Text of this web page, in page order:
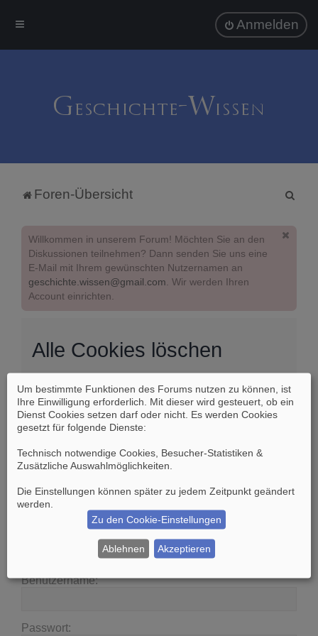
Anmelden
Foren-Übersicht
Willkommen in unserem Forum! Möchten Sie an den
Diskussionen teilnehmen? Dann senden Sie uns eine
E-Mail mit Ihrem gewünschten Nutzernamen an
geschichte.wissen@gmail.com. Wir werden Ihren
Account einrichten.
Alle Cookies löschen
Sind Sie sich sicher, dass Sie alle Cookies des
Boards löschen möchten?
SucheErweiterte Suche
Benutzername:
Passwort:
Um bestimmte Funktionen des Forums nutzen zu können, ist
Ihre Einwilligung erforderlich. Mit dieser wird gesteuert, ob ein
Dienst Cookies setzen darf oder nicht. Es werden Cookies
gesetzt für folgende Dienste:
Technisch notwendige Cookies, Besucher-Statistiken &
Zusätzliche Auswahlmöglichkeiten
Die Einstellungen können später zu jedem Zeitpunkt geändert
werden.
Zu den Cookie-Einstellungen
Ablehnen Akzeptieren